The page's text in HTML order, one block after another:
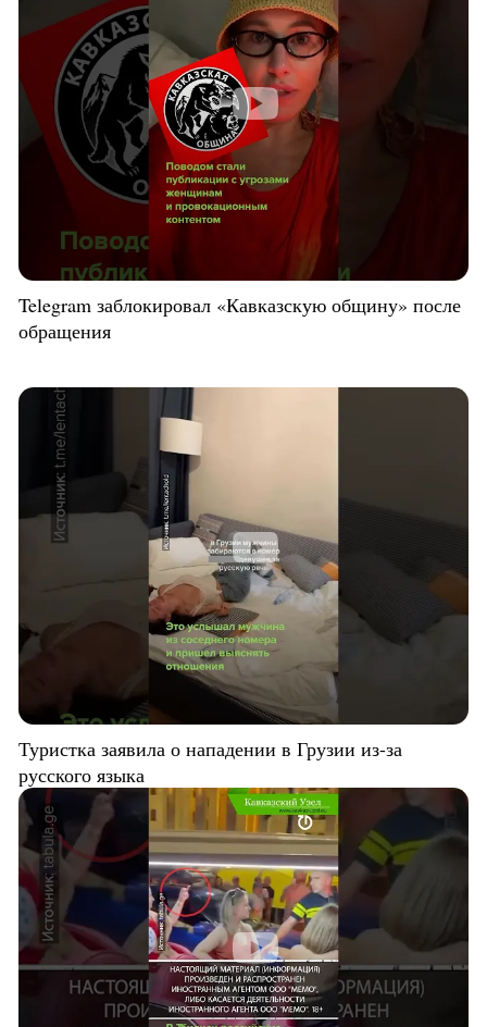
Telegram заблокировал «Кавказскую общину» после
обращения
Туристка заявила о нападении в Грузии из-за
русского языка